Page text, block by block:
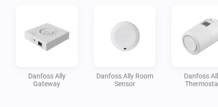
Danfoss Ally
Gateway
Danfoss Ally Room
Sensor
Danfoss